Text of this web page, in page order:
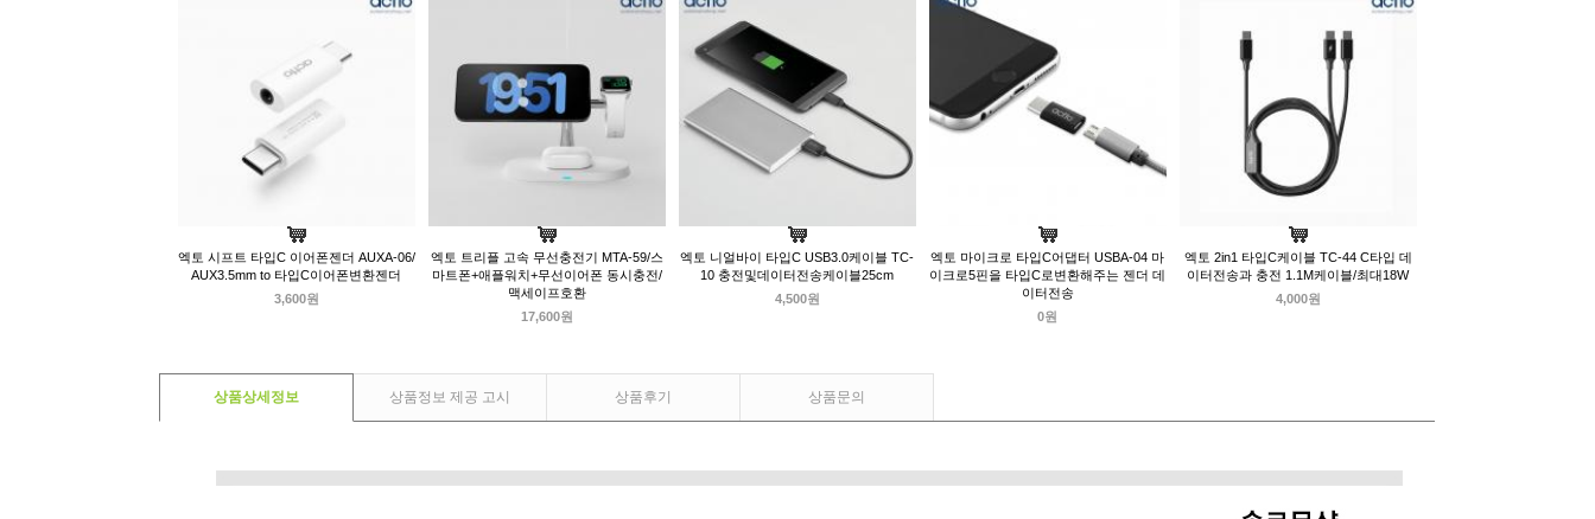
엑토 시프트 타입C 이어폰젠더 AUXA-06/
AUX3.5mm to 타입C이어폰변환젠더
3,600원
엑토 트리플 고속 무선충전기 MTA-59/스
마트폰+애플워치+무선이어폰 동시충전/
맥세이프호환
17,600원
엑토 니얼바이 타입C USB3.0케이블 TC-
10 충전및데이터전송케이블25cm
4,500원
엑토 마이크로 타입C어댑터 USBA-04 마
이크로5핀을 타입C로변환해주는 젠더 데
이터전송
0원
엑토 2in1 타입C케이블 TC-44 C타입 데
이터전송과 충전 1.1M케이블/최대18W
4,000원
상품상세정보 상품정보 제공 고시 상품후기 상품문의